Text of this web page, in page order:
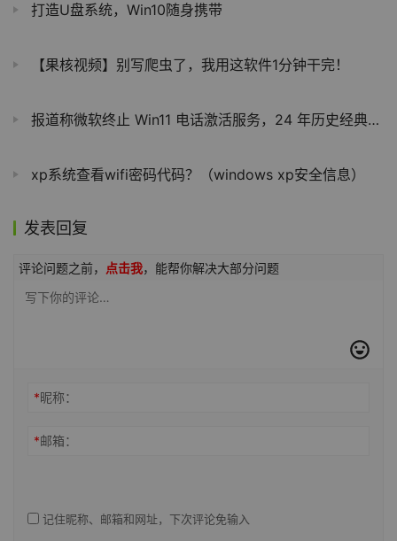
打造U盘系统，Win10随身携带
【果核视频】别写爬虫了，我用这软件1分钟干完！
报道称微软终止 Win11 电话激活服务，24 年历史经典验证方式谢幕
xp系统查看wifi密码代码？（windows xp安全信息）
发表回复
评论问题之前， 点击我，能帮你解决大部分问题
*昵称：
*邮箱：
记住昵称、邮箱和网址，下次评论免输入